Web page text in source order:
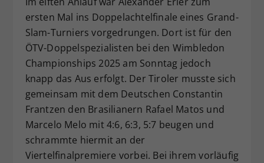
ersten Mal ins Doppelachtelfinale eines Grand-
Slam-Turniers vorgedrungen. Dort ist für den
ÖTV-Doppelspezialisten bei den Wimbledon
Championships 2025 am Sonntag jedoch
knapp das Aus erfolgt. Der Tiroler musste sich
gemeinsam mit dem Deutschen Constantin
Frantzen den Brasilianern Rafael Matos und
Marcelo Melo mit 4:6, 6:3, 5:7 beugen und
schrammte hiermit an der
Viertelfinalpremiere vorbei. Bei ihrem vorläufig
Zweck
Dieser Wert speichert Ihre Consent-
Einstellungen. Unter anderem eine
zufällig generierte ID, für die
historische Speicherung Ihrer
vorgenommen Einstellungen, falls der
Webseiten-Betreiber dies eingestellt
hat.